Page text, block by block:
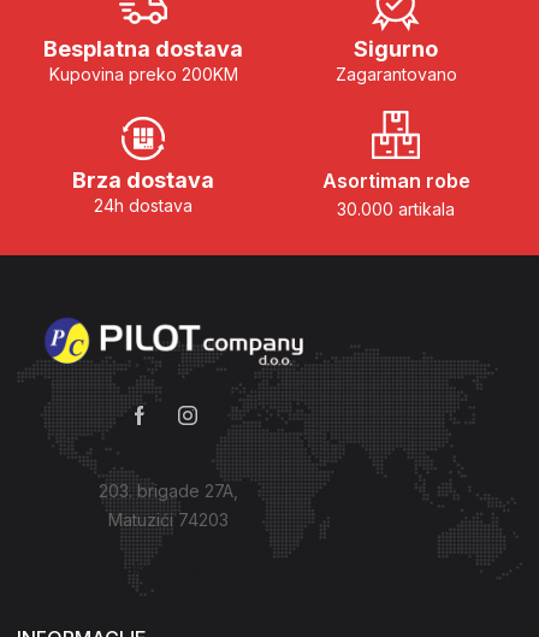
Besplatna dostava
Kupovina preko 200KM
Sigurno
Zagarantovano
Brza dostava
24h dostava
Asortiman robe
30.000 artikala
203. brigade 27A,
Matuzići 74203
Kako do nas?